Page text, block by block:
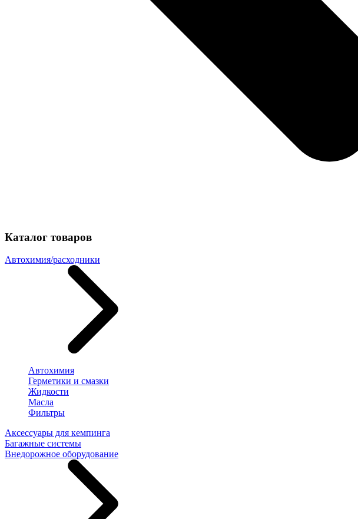
Каталог товаров
Автохимия/расходники
Автохимия
Герметики и смазки
Жидкости
Масла
Фильтры
Аксессуары для кемпинга
Багажные системы
Внедорожное оборудование